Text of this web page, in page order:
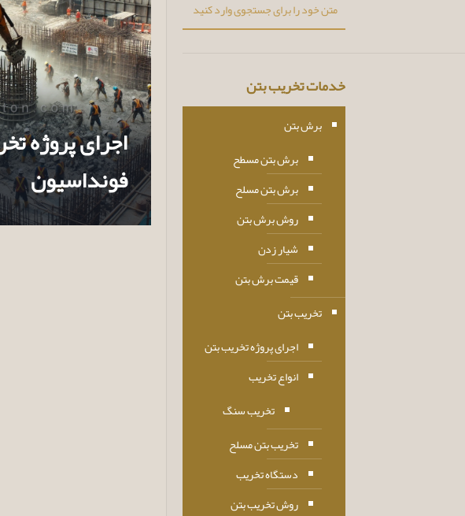
اجرای پروژه
فونداسیون
خدمات تخریب بتن
برش بتن
برش بتن مسطح
برش بتن مسلح
روش برش بتن
شیار زدن
قیمت برش بتن
تخریب بتن
اجرای پروژه تخریب بتن
انواع تخریب
تخریب سنگ
تخریب بتن مسلح
دستگاه تخریب
روش تخریب بتن